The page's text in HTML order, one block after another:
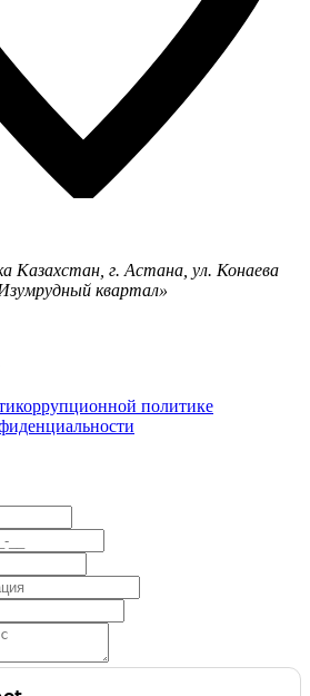
Казахстан, г. Астана, ул. Конаева
квартал»
политике